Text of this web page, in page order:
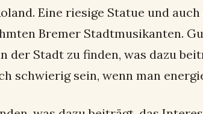
Eine riesige Statue und
Bremer Stadtmusikanten.
Stadt zu finden, was dazu
schwierig sein, wenn man